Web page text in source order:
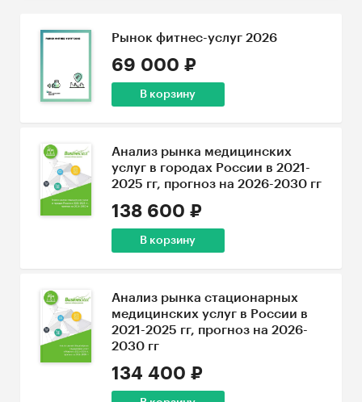
Рынок фитнес-услуг 2026
69 000 ₽
В корзину
Анализ рынка медицинских
услуг в городах России в 2021-
2025 гг, прогноз на 2026-2030 гг
138 600 ₽
В корзину
Анализ рынка стационарных
медицинских услуг в России в
2021-2025 гг, прогноз на 2026-
2030 гг
134 400 ₽